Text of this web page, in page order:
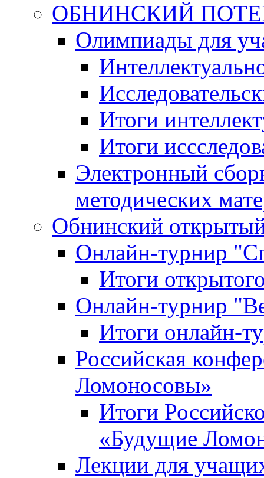
ОБНИНСКИЙ
Олимпиады для
Итоги
Итоги
Электронный
методических
Обнинский
Онлайн-турнир
Итоги
Онлайн-турнир
Итоги онлайн-
Российская
Ломоносовы»
Итоги
«Будущие
Лекции для